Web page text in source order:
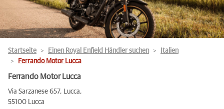
Startseite Einen Royal Enfield Händler suchen
Italien
Ferrando Motor Lucca
Ferrando Motor Lucca
Via Sarzanese 657, Lucca,
55100 Lucca